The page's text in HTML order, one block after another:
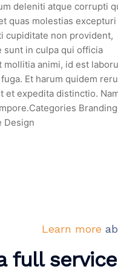
deleniti atque corrupti
quas molestias
cupiditate non provident,
sunt in culpa qui officia
mollitia animi, id est
Et harum quidem
et expedita distinctio.
Branding
Design
Learn more
full